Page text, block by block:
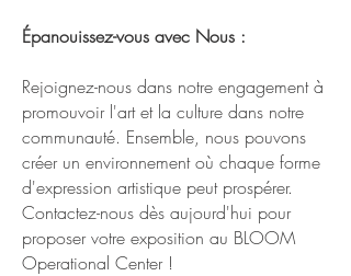
Épanouissez-vous avec Nous :
Rejoignez-nous dans notre engagement à
promouvoir l'art et la culture dans notre
communauté. Ensemble, nous pouvons
créer un environnement où chaque forme
d'expression artistique peut prospérer.
Contactez-nous dès aujourd'hui pour
proposer votre exposition au BLOOM
Operational Center !